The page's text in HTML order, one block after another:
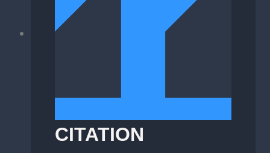
CITATION